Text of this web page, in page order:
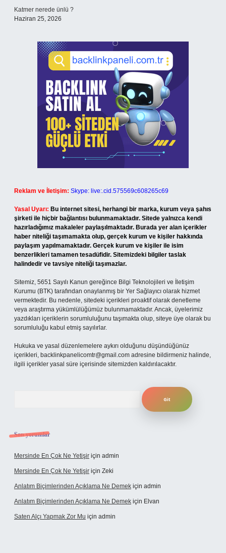
Katmer nerede ünlü ?
Haziran 25, 2026
Reklam ve İletişim: Skype: live:.cid.575569c608265c69
Yasal Uyarı: Bu internet sitesi, herhangi bir marka, kurum veya şahıs
şirketi ile hiçbir bağlantısı bulunmamaktadır. Sitede yalnızca kendi
hazırladığımız makaleler paylaşılmaktadır. Burada yer alan içerikler
haber niteliği taşımamakta olup, gerçek kurum ve kişiler hakkında
paylaşım yapılmamaktadır. Gerçek kurum ve kişiler ile isim
benzerlikleri tamamen tesadüfidir. Sitemizdeki bilgiler taslak
halindedir ve tavsiye niteliği taşımazlar.
Sitemiz, 5651 Sayılı Kanun gereğince Bilgi Teknolojileri ve İletişim
Kurumu (BTK) tarafından onaylanmış bir Yer Sağlayıcı olarak hizmet
vermektedir. Bu nedenle, sitedeki içerikleri proaktif olarak denetleme
veya araştırma yükümlülüğümüz bulunmamaktadır. Ancak, üyelerimiz
yazdıkları içeriklerin sorumluluğunu taşımakta olup, siteye üye olarak bu
sorumluluğu kabul etmiş sayılırlar.
Hukuka ve yasal düzenlemelere aykırı olduğunu düşündüğünüz
içerikleri, backlinkpanelicomtr@gmail.com adresine bildirmeniz halinde,
ilgili içerikler yasal süre içerisinde sitemizden kaldırılacaktır.
Son yorumlar
Mersinde En Çok Ne Yetişir için admin
Mersinde En Çok Ne Yetişir için Zeki
Anlatım Biçimlerinden Açıklama Ne Demek için admin
Anlatım Biçimlerinden Açıklama Ne Demek için Elvan
Saten Alçı Yapmak Zor Mu için admin